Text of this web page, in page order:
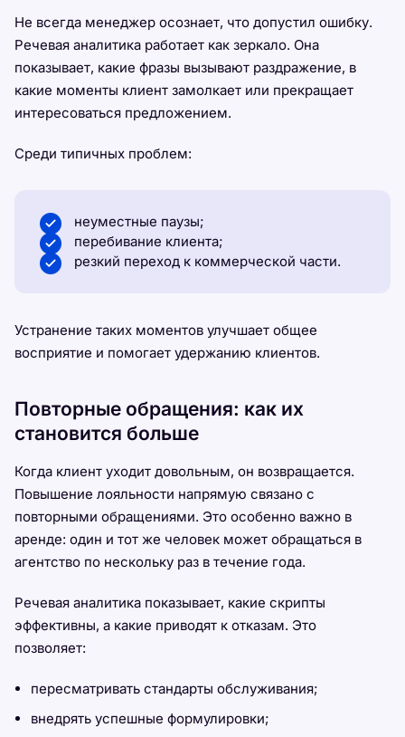
Не всегда менеджер осознает, что допустил ошибку.
Речевая аналитика работает как зеркало. Она
показывает, какие фразы вызывают раздражение, в
какие моменты клиент замолкает или прекращает
интересоваться предложением.
Среди типичных проблем:
неуместные паузы;
перебивание клиента;
резкий переход к коммерческой части.
Устранение таких моментов улучшает общее
восприятие и помогает удержанию клиентов.
Повторные обращения: как их
становится больше
Когда клиент уходит довольным, он возвращается.
Повышение лояльности напрямую связано с
повторными обращениями. Это особенно важно в
аренде: один и тот же человек может обращаться в
агентство по нескольку раз в течение года.
Речевая аналитика показывает, какие скрипты
эффективны, а какие приводят к отказам. Это
позволяет:
пересматривать стандарты обслуживания;
внедрять успешные формулировки;